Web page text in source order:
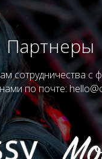
Партнеры
сотрудничества с
по почте: